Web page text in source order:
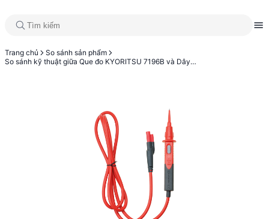
Trang chủ
So sánh sản phẩm
So sánh kỹ thuật giữa Que đo KYORITSU 7196B và Dây đo KYORITSU 7168A